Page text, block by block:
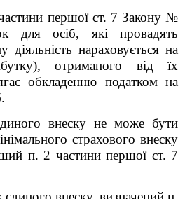
першої ст. 7 Закону №
для осіб, які провадять
діяльність нараховується на
отриманого від їх
обкладенню податком на
внеску не може бути
страхового внеску
п. 2 частини першої ст. 7